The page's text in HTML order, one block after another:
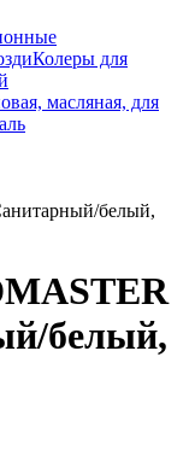
Колеры для
масляная, для
белый,
белый,